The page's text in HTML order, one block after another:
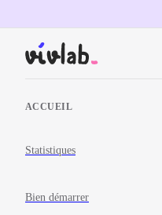
ACCUEIL
Statistiques
Bien démarrer